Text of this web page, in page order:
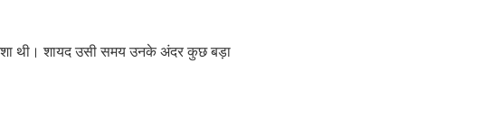
थी। शायद उसी समय उनके अंदर कुछ बड़ा